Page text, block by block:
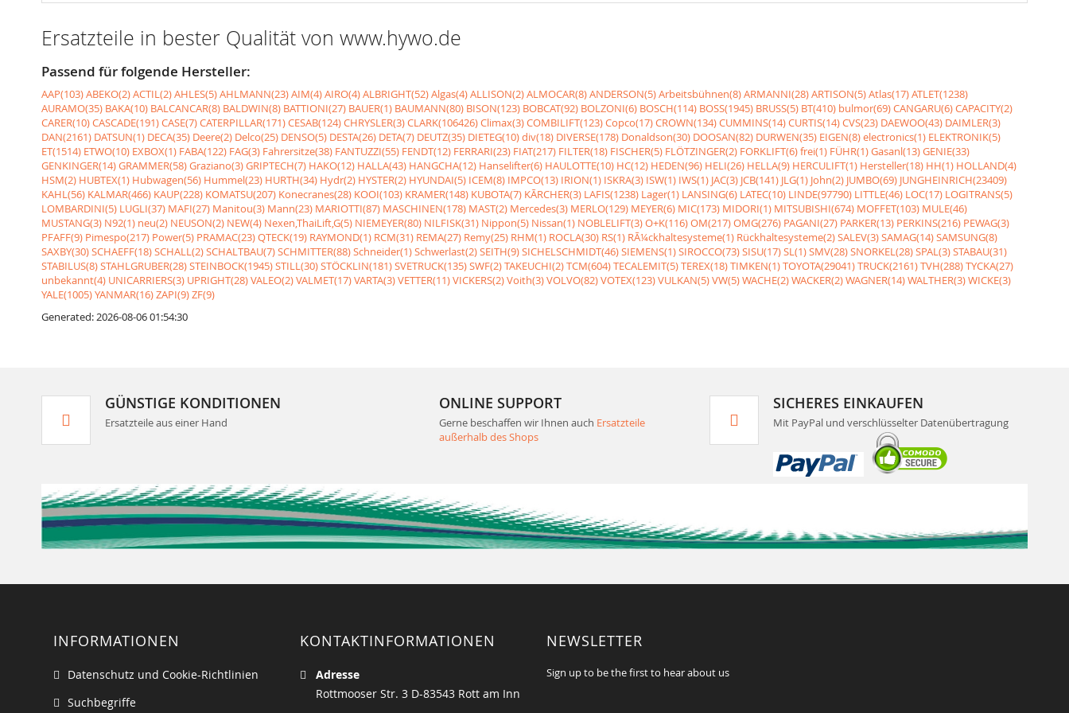
Ersatzteile in bester Qualität von www.hywo.de
Passend für folgende Hersteller:
AAP(103)ABEKO(2)ACTIL(2)AHLES(5)AHLMANN(23)AIM(4)AIRO(4)ALBRIGHT(52)Algas(4)ALLISON(2)ALMOCAR(8)ANDERSON(5)Arbeitsbühnen(8)ARMANNI(28)ARTISON(5)Atlas(17)ATLET(1238)
AURAMO(35) BAKA(10) BALCANCAR(8) BALDWIN(8) BATTIONI(27) BAUER(1) BAUMANN(80) BISON(123) BOBCAT(92) BOLZONI(6) BOSCH(114) BOSS(1945) BRUSS(5) BT(410) bulmor(69)CANGARU(6)CAPACITY(2)
CARER(10)CASCADE(191)CASE(7)CATERPILLAR(171)CESAB(124)CHRYSLER(3)CLARK(106426)Climax(3)COMBILIFT(123)Copco(17)CROWN(134)CUMMINS(14)CURTIS(14)CVS(23) DAEWOO(43) DAIMLER(3)
DAN(2161) DATSUN(1) DECA(35) Deere(2) Delco(25) DENSO(5) DESTA(26) DETA(7) DEUTZ(35) DIETEG(10)div(18) DIVERSE(178) Donaldson(30) DOOSAN(82) DURWEN(35) EIGEN(8)electronics(1) ELEKTRONIK(5)
ET(1514) ETWO(10) EXBOX(1) FABA(122) FAG(3) Fahrersitze(38) FANTUZZI(55) FENDT(12) FERRARI(23) FIAT(217) FILTER(18) FISCHER(5) FLÖTZINGER(2) FORKLIFT(6)frei(1) FÜHR(1)Gasanl(13)GENIE(33)
GENKINGER(14)GRAMMER(58)Graziano(3)GRIPTECH(7) HAKO(12) HALLA(43) HANGCHA(12) Hanselifter(6) HAULOTTE(10) HC(12) HEDEN(96) HELI(26) HELLA(9) HERCULIFT(1) Hersteller(18) HH(1) HOLLAND(4)
HSM(2) HUBTEX(1) Hubwagen(56) Hummel(23) HURTH(34) Hydr(2) HYSTER(2) HYUNDAI(5) ICEM(8) IMPCO(13) IRION(1) ISKRA(3) ISW(1) IWS(1) JAC(3) JCB(141) JLG(1) John(2) JUMBO(69) JUNGHEINRICH(23409)
KAHL(56) KALMAR(466) KAUP(228) KOMATSU(207) Konecranes(28) KOOI(103) KRAMER(148) KUBOTA(7) KÃRCHER(3) LAFIS(1238) Lager(1) LANSING(6) LATEC(10) LINDE(97790) LITTLE(46) LOC(17) LOGITRANS(5)
LOMBARDINI(5) LUGLI(37) MAFI(27) Manitou(3) Mann(23) MARIOTTI(87) MASCHINEN(178) MAST(2) Mercedes(3) MERLO(129) MEYER(6) MIC(173) MIDORI(1) MITSUBISHI(674) MOFFET(103) MULE(46)
MUSTANG(3) N92(1) neu(2) NEUSON(2) NEW(4) Nexen,ThaiLift,G(5) NIEMEYER(80) NILFISK(31) Nippon(5) Nissan(1) NOBLELIFT(3)O+K(116)OM(217)OMG(276) PAGANI(27) PARKER(13) PERKINS(216) PEWAG(3)
PFAFF(9) Pimespo(217) Power(5) PRAMAC(23)QTECK(19) RAYMOND(1) RCM(31) REMA(27) Remy(25) RHM(1) ROCLA(30) RS(1) RÃ¼ckhaltesysteme(1) Rückhaltesysteme(2)SALEV(3)SAMAG(14)SAMSUNG(8)
SAXBY(30)SCHAEFF(18)SCHALL(2)SCHALTBAU(7)SCHMITTER(88)Schneider(1)Schwerlast(2)SEITH(9)SICHELSCHMIDT(46)SIEMENS(1)SIROCCO(73)SISU(17)SL(1)SMV(28)SNORKEL(28)SPAL(3)STABAU(31)
STABILUS(8)STAHLGRUBER(28)STEINBOCK(1945)STILL(30)STÖCKLIN(181)SVETRUCK(135)SWF(2)TAKEUCHI(2)TCM(604)TECALEMIT(5)TEREX(18)TIMKEN(1)TOYOTA(29041)TRUCK(2161)TVH(288)TYCKA(27)
unbekannt(4) UNICARRIERS(3) UPRIGHT(28)VALEO(2)VALMET(17)VARTA(3)VETTER(11)VICKERS(2)Voith(3)VOLVO(82)VOTEX(123)VULKAN(5)VW(5)WACHE(2)WACKER(2)WAGNER(14)WALTHER(3)WICKE(3)
YALE(1005)YANMAR(16)ZAPI(9)ZF(9)
Generated: 2026-08-06 01:54:30
GÜNSTIGE KONDITIONEN
Ersatzteile aus einer Hand
ONLINE SUPPORT
Gerne beschaffen wir Ihnen auch Ersatzteile
außerhalb des Shops
SICHERES EINKAUFEN
Mit PayPal und verschlüsselter Datenübertragung
INFORMATIONEN
Datenschutz und Cookie-Richtlinien
Suchbegriffe
KONTAKTINFORMATIONEN
Adresse
Rottmooser Str. 3 D-83543 Rott am Inn
NEWSLETTER
Sign up to be the first to hear about us